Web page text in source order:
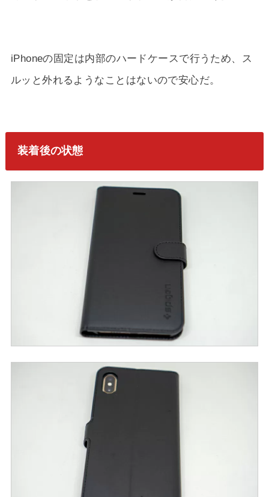
iPhoneの固定は内部のハードケースで行うため、ス
ルッと外れるようなことはないので安心だ。
装着後の状態